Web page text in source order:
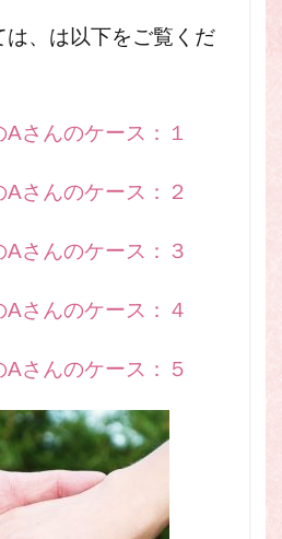
は、は以下をご覧くだ
さんのケース：１
さんのケース：２
Aさんのケース：３
Aさんのケース：４
Aさんのケース：５
セリング、占いセラピー、占い師、
パワースポット
検索